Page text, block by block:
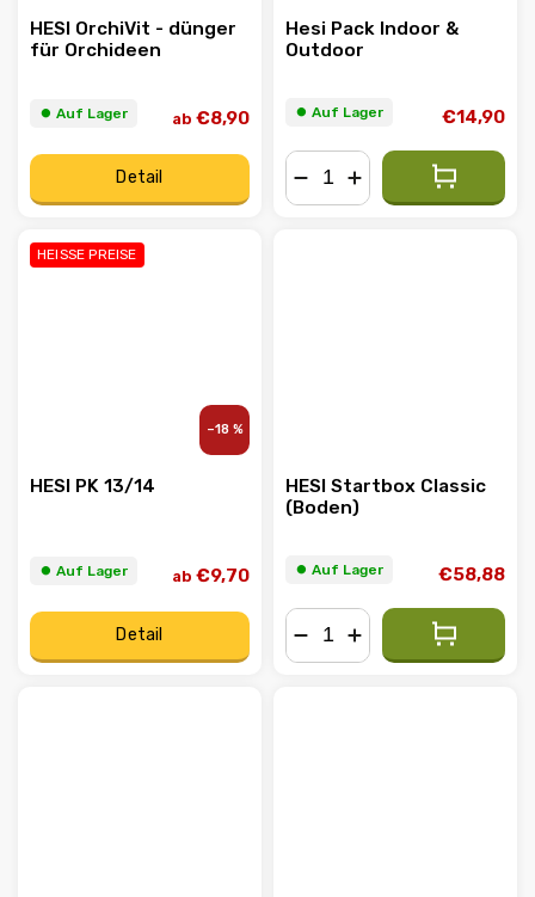
HESI OrchiVit - dünger
für Orchideen
⏺︎ Auf Lager ab €8,90
Detail
Hesi Pack Indoor &
Outdoor
⏺︎ Auf Lager €14,90
HEISSE PREISE
–18 %
HESI PK 13/14
⏺︎ Auf Lager ab €9,70
Detail
HESI Startbox Classic
(Boden)
⏺︎ Auf Lager €58,88